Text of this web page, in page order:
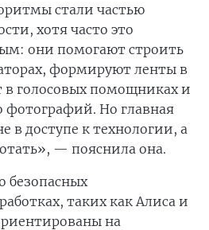
стали частью
хотя часто это
они помогают строить
формируют ленты в
в голосовых помощниках и
фотографий. Но главная
в доступе к технологии, а
— пояснила она.
безопасных
таких как Алиса и
на